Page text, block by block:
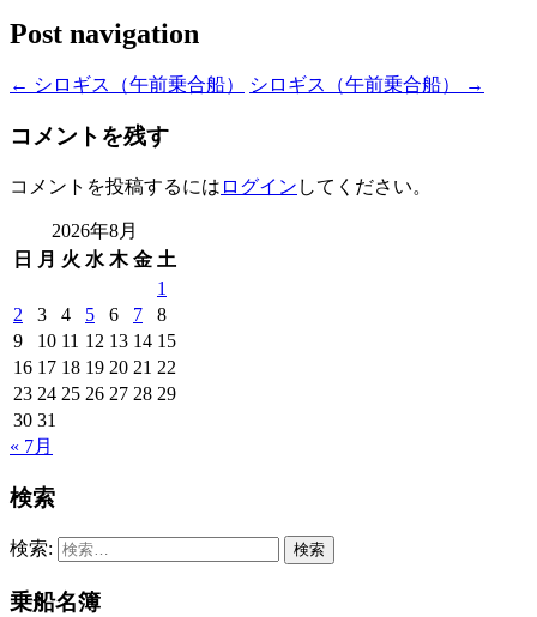
Post navigation
← シロギス（午前乗合船） シロギス（午前乗合船） →
コメントを残す
コメントを投稿するには ログイン してください。
2026年8月
日
月 火 水 木 金 土
1
2
3 4 5 6 7
8
9
10 11 12 13 14 15
16 17 18 19 20 21 22
23 24 25 26 27 28 29
30 31
« 7月
検索
検索:
乗船名簿